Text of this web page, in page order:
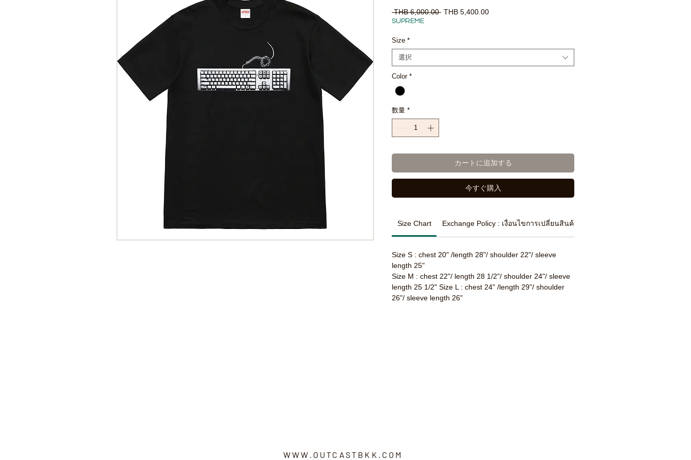
THB 6,000.00 通THB 5,400.00セ
SUPREME
Size *
選択
Color *
数量 *
カートに追加する
今すぐ購入
Size Chart Exchange Policy : เงื่อนไขการเปลี่ยนสินค้า
Size S : chest 20" /length 28"/ shoulder 22"/ sleeve
length 25"
Size M : chest 22"/ length 28 1/2"/ shoulder 24"/ sleeve
length 25 1/2" Size L : chest 24" /length 29"/ shoulder
26"/ sleeve length 26"
WWW.OUTCASTBKK.COM